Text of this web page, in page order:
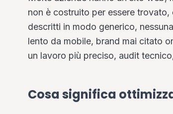
non è costruito per essere
descritti in modo generico,
lento da mobile, brand mai citato
un lavoro più preciso, audit
Cosa significa